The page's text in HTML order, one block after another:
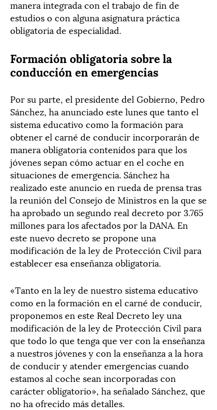
manera integrada con el trabajo de fin de
estudios o con alguna asignatura práctica
obligatoria de especialidad.
Formación obligatoria sobre la
conducción en emergencias
Por su parte, el presidente del Gobierno, Pedro
Sánchez, ha anunciado este lunes que tanto el
sistema educativo como la formación para
obtener el carné de conducir incorporarán de
manera obligatoria contenidos para que los
jóvenes sepan cómo actuar en el coche en
situaciones de emergencia. Sánchez ha
realizado este anuncio en rueda de prensa tras
la reunión del Consejo de Ministros en la que se
ha aprobado un segundo real decreto por 3.765
millones para los afectados por la DANA. En
este nuevo decreto se propone una
modificación de la ley de Protección Civil para
establecer esa enseñanza obligatoria.
«Tanto en la ley de nuestro sistema educativo
como en la formación en el carné de conducir,
proponemos en este Real Decreto ley una
modificación de la ley de Protección Civil para
que todo lo que tenga que ver con la enseñanza
a nuestros jóvenes y con la enseñanza a la hora
de conducir y atender emergencias cuando
estamos al coche sean incorporadas con
carácter obligatorio», ha señalado Sánchez, que
no ha ofrecido más detalles.